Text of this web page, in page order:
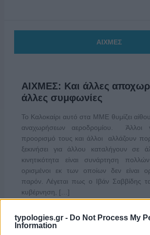
typologies.gr - Do Not Process My
Information
ΑΙΧΜΕΣ
ΑΙΧΜΕΣ: Και άλλες
άλλες συμφωνίες
Το Καλοκαίρι αυτό στα ΜΜΕ θυμίζει
αναχωρήσεων αεροδρομίου. Άλλοι
προορισμό τους και άλλοι αλλάζουν
ξεκινήσει για άλλου καταλήγουν σε
κινητικότητα είναι συνάρτηση
ορισμένοι εκ των οποίων δεν είναι
παρόν. Λέγεται πως ο Ιβάν Σαββίδης
κυβέρνηση, […]